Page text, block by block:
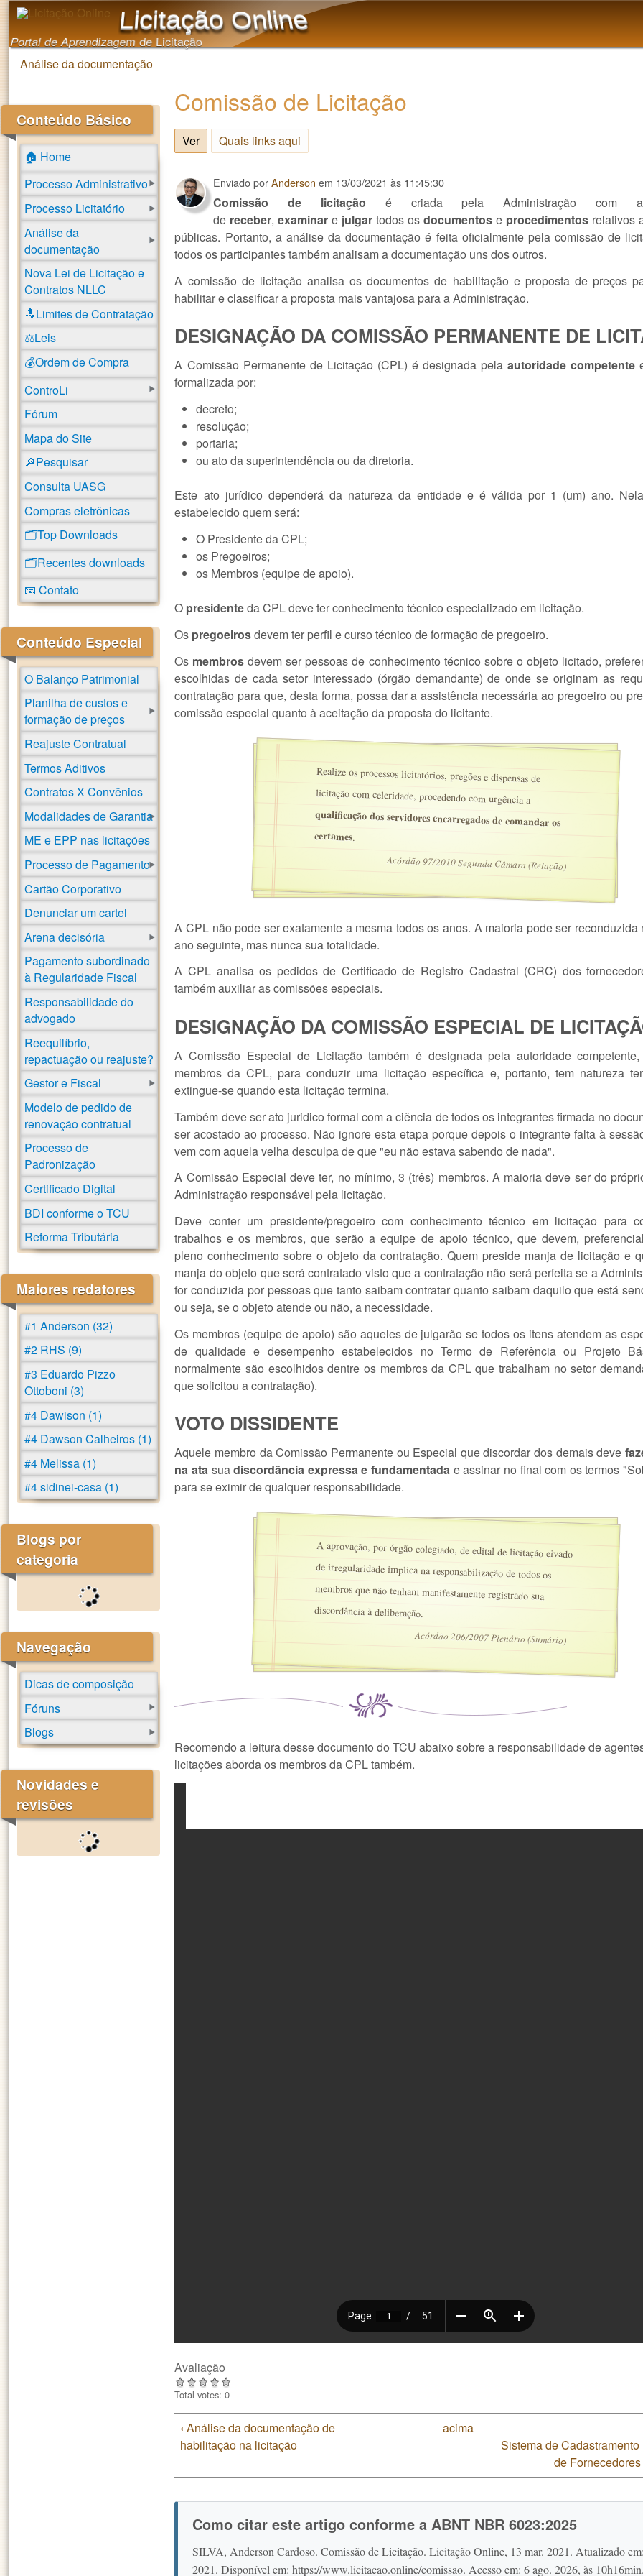
Licitação Online
Portal de Aprendizagem de Licitação
Você está aqui
Análise da documentação
Comissão de Licitação
Ver(aba ativa)
Quais links aqui
Enviado porAnderson em 13/03/2021 às 11:45:30
Comissão de licitação é criada pela Administração com
de receber,examinare julgartodos os documentos e procedimentos relativos
públicas. Portanto, a análise da documentação é feita oficialmente pela comissão de
todos os participantes também analisam a documentação uns dos outros.
A comissão de licitação analisa os documentos de habilitação e proposta de preços
habilitar e classificar a proposta mais vantajosa para a Administração.
DESIGNAÇÃO DA COMISSÃO PERMANENTE DE
A Comissão Permanente de Licitação (CPL) é designada pelaautoridade competente
formalizada por:
decreto;
resolução;
portaria;
ou ato da superintendência ou da diretoria.
Este ato jurídico dependerá da natureza da entidade e é válida por 1 (um) ano.
estabelecido quem será:
O Presidente da CPL;
os Pregoeiros;
os Membros (equipe de apoio).
O presidenteda CPL deve ter conhecimento técnico especializado em licitação.
Os pregoeirosdevem ter perfil e curso técnico de formação de pregoeiro.
Os membrosdevem ser pessoas de conhecimento técnico sobre o objeto licitado,
escolhidas de cada setor interessado (órgão demandante) de onde se originam as
contratação para que, desta forma, possa dar a assistência necessária ao pregoeiro ou
comissão especial quanto à aceitação da proposta do licitante.
Realize os processos licitatórios, pregões e dispensas de
licitação com celeridade, procedendo com urgência a
qualificação dos servidores encarregados de comandar os
certames.
Acórdão 97/2010 Segunda Câmara (Relação)
A CPL não pode ser exatamente a mesma todos os anos. A maioria pode ser reconduzida
ano seguinte, mas nunca sua totalidade.
A CPL analisa os pedidos de Certificado de Registro Cadastral (CRC) dos
também auxiliar as comissões especiais.
DESIGNAÇÃO DA COMISSÃO ESPECIAL DE
A Comissão Especial de Licitação também é designada pela autoridade
membros da CPL, para conduzir uma licitação específica e, portanto, tem natureza
extingue-se quando esta licitação termina.
Também deve ser ato juridico formal com a ciência de todos os integrantes firmada no
ser acostado ao processo. Não ignore esta etapa porque depois o integrante falta à
vem com aquela velha desculpa de que "eu não estava sabendo de nada".
A Comissão Especial deve ter, no mínimo, 3 (três) membros. A maioria deve ser do
Administração responsável pela licitação.
Deve conter um presidente/pregoeiro com conhecimento técnico em licitação para
trabalhos e os membros, que serão a equipe de apoio técnico, que devem,
pleno conhecimento sobre o objeto da contratação. Quem preside manja de licitação e
manja do objeto que será contratado visto que a contratação não será perfeita se a
for conduzida por pessoas que tanto saibam contratar quanto saibam daquilo que está
ou seja, se o objeto atende ou não, a necessidade.
Os membros (equipe de apoio) são aqueles de julgarão se todos os itens atendem as
de qualidade e desempenho estabelecidos no Termo de Referência ou Projeto
normalmente são escolhidos dentre os membros da CPL que trabalham no setor
que solicitou a contratação).
VOTO DISSIDENTE
Aquele membro da Comissão Permanente ou Especial que discordar dos demais deve
na ata suadiscordância expressa e fundamentada e assinar no final com os termos
para se eximir de qualquer responsabilidade.
A aprovação, por órgão colegiado, de edital de licitação eivado
de irregularidade implica na responsabilização de todos os
membros que não tenham manifestamente registrado sua
discordância à deliberação.
Acórdão 206/2007 Plenário (Sumário)
Recomendo a leitura desse documento do TCU abaixo sobre a responsabilidade de
licitações aborda os membros da CPL também.
Avaliação
Total votes: 0
‹ Análise da documentação de
habilitação na licitação
acima
Sistema de
de Fornecedores
Como citar este artigo conforme a ABNT NBR 6023:2025
SILVA, Anderson Cardoso. Comissão de Licitação. Licitação Online, 13 mar. 2021. Atualizado
2021. Disponível em: https://www.licitacao.online/comissao. Acesso em: 6 ago. 2026, às
Conteúdo Básico
🏠 Home
Processo Administrativo
Processo Licitatório
Análise da
documentação
Nova Lei de Licitação e
Contratos NLLC
🔝Limites de Contratação
⚖️Leis
💰Ordem de Compra
ControLi
Fórum
Mapa do Site
🔎Pesquisar
Consulta UASG
Compras eletrônicas
🗂️Top Downloads
🗂️Recentes downloads
📧 Contato
Conteúdo Especial
O Balanço Patrimonial
Planilha de custos e
formação de preços
Reajuste Contratual
Termos Aditivos
Contratos X Convênios
Modalidades de Garantia
ME e EPP nas licitações
Processo de Pagamento
Cartão Corporativo
Denunciar um cartel
Arena decisória
Pagamento subordinado
à Regularidade Fiscal
Responsabilidade do
advogado
Reequilíbrio,
repactuação ou reajuste?
Gestor e Fiscal
Modelo de pedido de
renovação contratual
Processo de
Padronização
Certificado Digital
BDI conforme o TCU
Reforma Tributária
Maiores redatores
#1 Anderson (32)
#2 RHS (9)
#3 Eduardo Pizzo
Ottoboni (3)
#4 Dawison (1)
#4 Dawson Calheiros (1)
#4 Melissa (1)
#4 sidinei-casa (1)
Blogs por
categoria
Navegação
Dicas de composição
Fóruns
Blogs
Novidades e
revisões